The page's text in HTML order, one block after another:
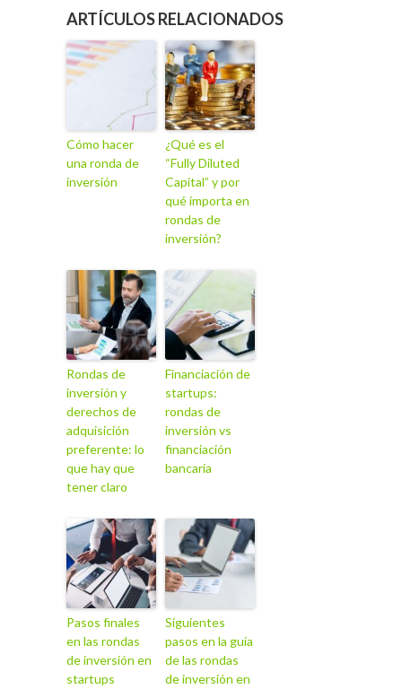
ARTÍCULOS RELACIONADOS
Cómo hacer
una ronda de
inversión
¿Qué es el
“Fully Diluted
Capital” y por
qué importa en
rondas de
inversión?
Rondas de
inversión y
derechos de
adquisición
preferente: lo
que hay que
tener claro
Financiación de
startups:
rondas de
inversión vs
financiación
bancaria
Pasos finales
en las rondas
de inversión en
startups
Siguientes
pasos en la guía
de las rondas
de inversión en